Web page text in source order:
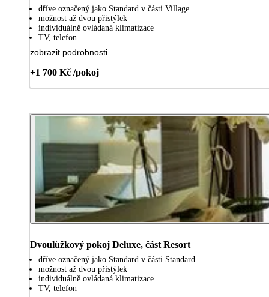
dříve označený jako Standard v části Village
možnost až dvou přistýlek
individuálně ovládaná klimatizace
TV, telefon
zobrazit podrobnosti
+1 700 Kč /pokoj
Dvoulůžkový pokoj Deluxe, část Resort
dříve označený jako Standard v části Standard
možnost až dvou přistýlek
individuálně ovládaná klimatizace
TV, telefon